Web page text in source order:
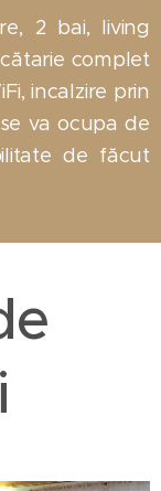
2 bai, living
complet
incalzire prin
va ocupa de
de făcut